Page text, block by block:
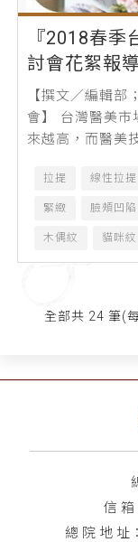
『2018春
討會花絮報導
【撰文／編輯部
會】 台灣醫美市
來越高，而醫美
拉提 線性拉提
緊緻 臉頰凹陷
木偶紋 貓咪紋
全部共 24 筆(
信 箱
總 院 地 址